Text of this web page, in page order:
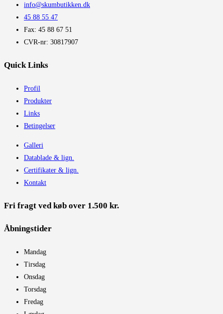
info@skumbutikken.dk
45 88 55 47
Fax: 45 88 67 51
CVR-nr: 30817907
Quick Links
Profil
Produkter
Links
Betingelser
Galleri
Datablade & lign.
Certifikater & lign.
Kontakt
Fri fragt ved køb over 1.500 kr.
Åbningstider​
Mandag
Tirsdag
Onsdag
Torsdag
Fredag